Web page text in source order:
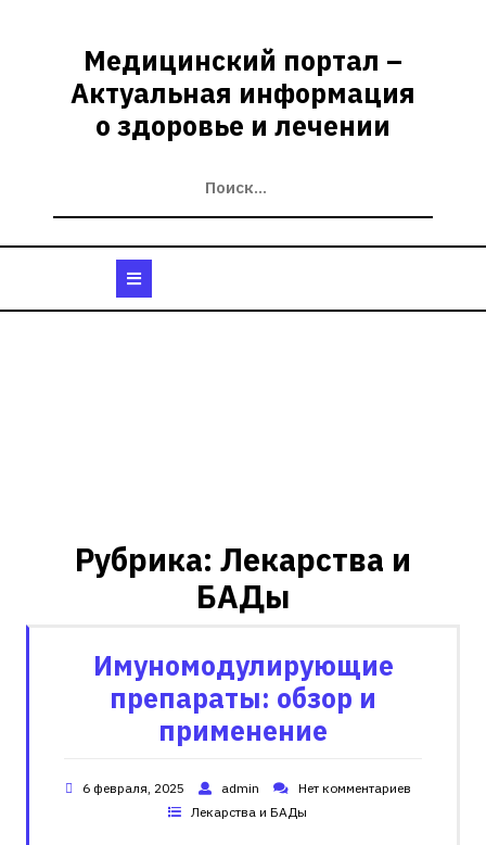
содержимомуМедицинский портал –
Актуальная информация
о здоровье и лечении
Рубрика: Лекарства и
БАДы
Имуномодулирующие
препараты: обзор и
применение
6 февраля, 2025 admin
Нет комментариев
Лекарства и БАДы